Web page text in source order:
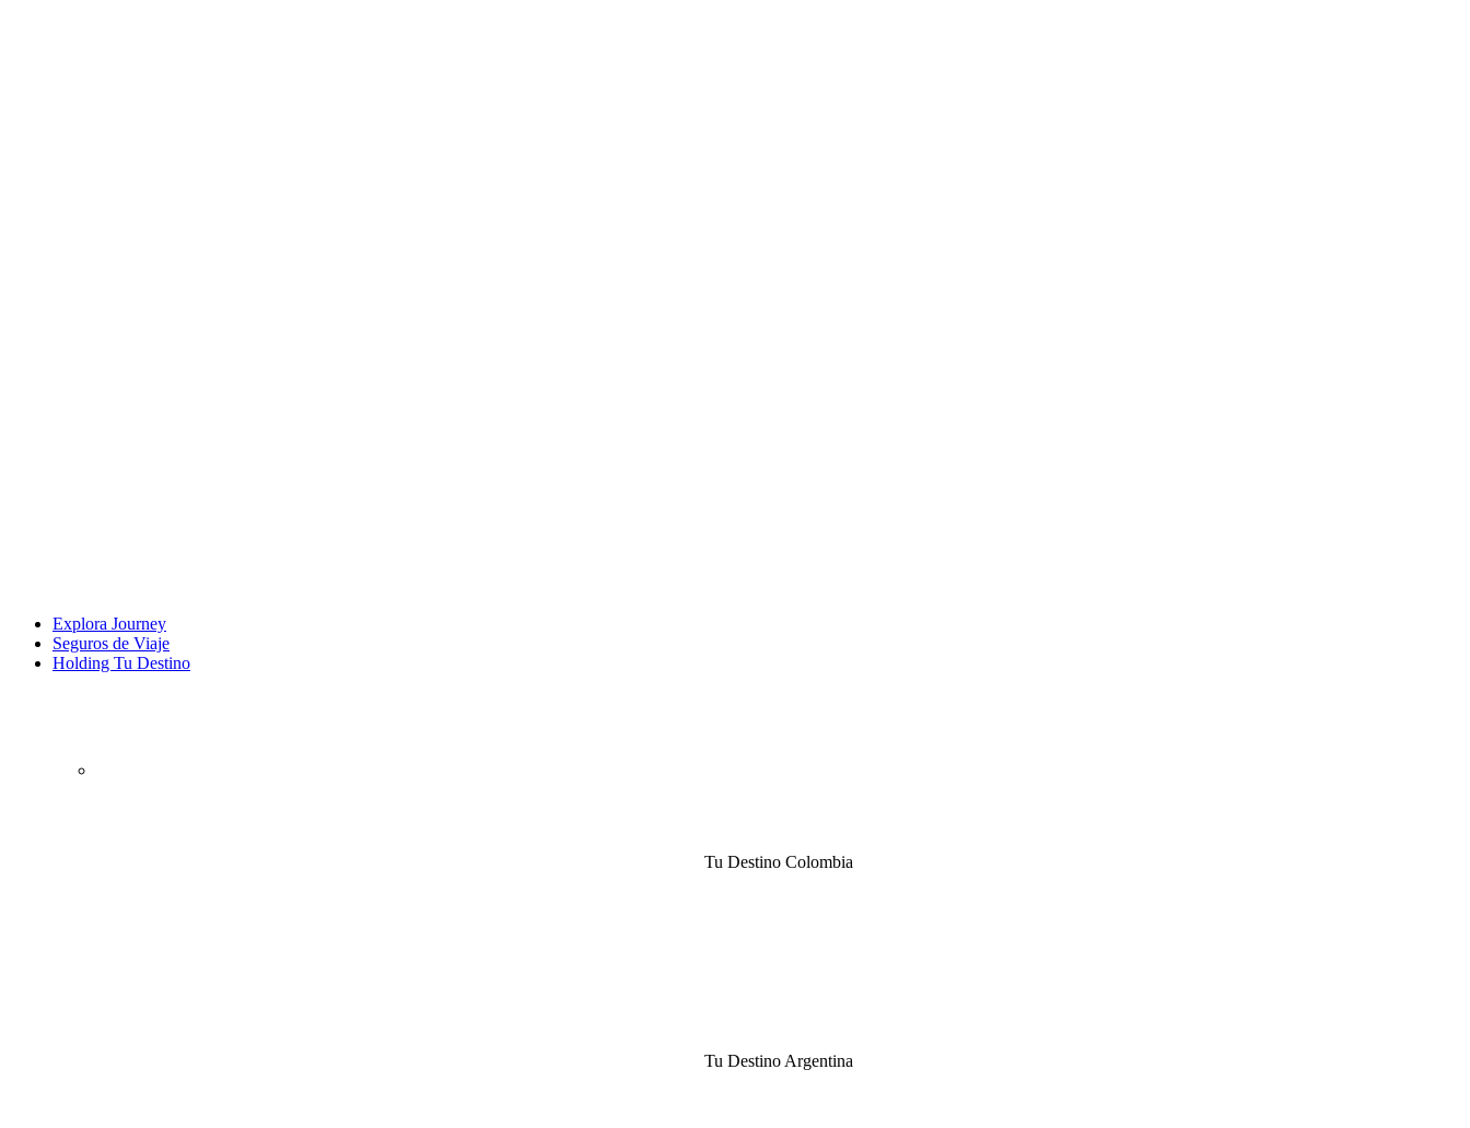
Explora Journey
Seguros de Viaje
Holding Tu Destino
Tu Destino Colombia
Tu Destino Argentina